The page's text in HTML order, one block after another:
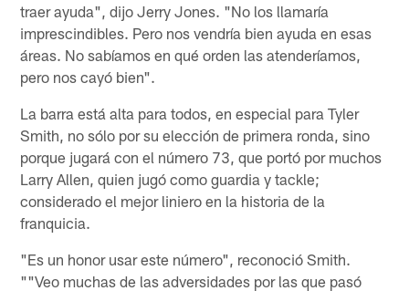
traer ayuda", dijo Jerry Jones. "No los llamaría
imprescindibles. Pero nos vendría bien ayuda en esas
áreas. No sabíamos en qué orden las atenderíamos,
pero nos cayó bien".
La barra está alta para todos, en especial para Tyler
Smith, no sólo por su elección de primera ronda, sino
porque jugará con el número 73, que portó por muchos
Larry Allen, quien jugó como guardia y tackle;
considerado el mejor liniero en la historia de la
franquicia.
"Es un honor usar este número", reconoció Smith.
""Veo muchas de las adversidades por las que pasó